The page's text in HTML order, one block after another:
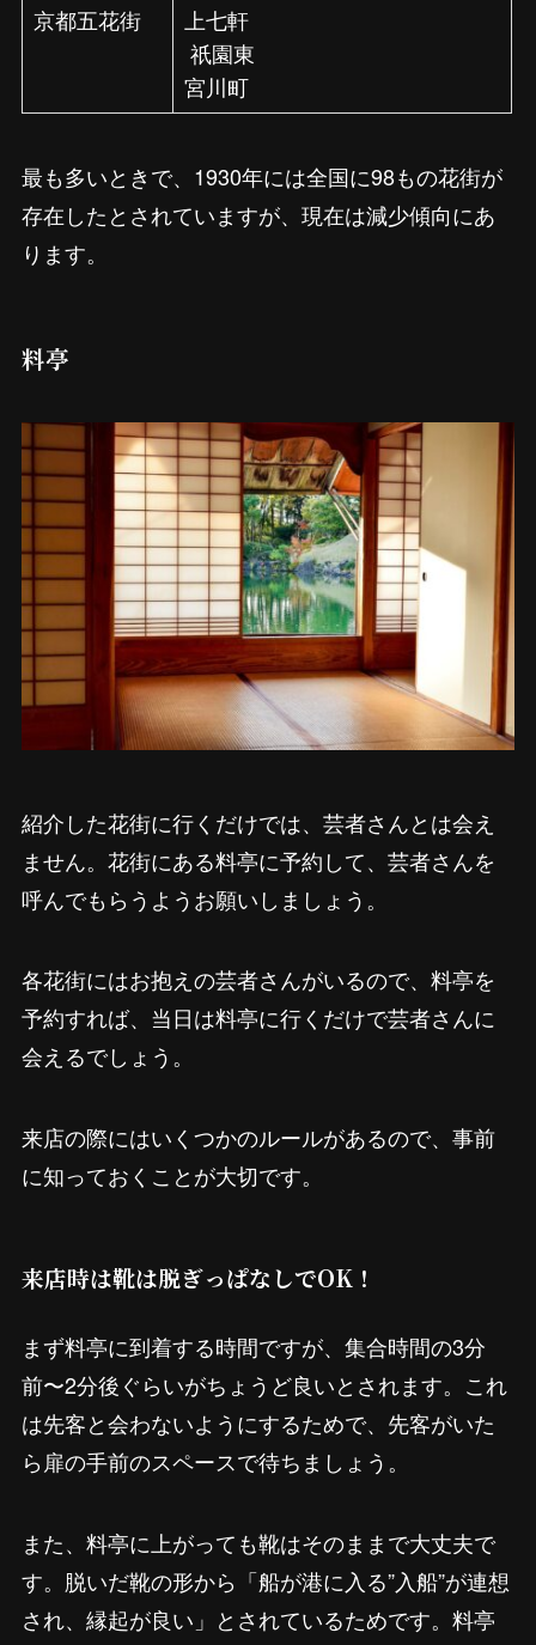
京都五花街
上七軒
祇園東
宮川町
最も多いときで、1930年には全国に98もの花街が
存在したとされていますが、現在は減少傾向にあ
ります。
料亭
紹介した花街に行くだけでは、芸者さんとは会え
ません。花街にある料亭に予約して、芸者さんを
呼んでもらうようお願いしましょう。
各花街にはお抱えの芸者さんがいるので、料亭を
予約すれば、当日は料亭に行くだけで芸者さんに
会えるでしょう。
来店の際にはいくつかのルールがあるので、事前
に知っておくことが大切です。
来店時は靴は脱ぎっぱなしでOK！
まず料亭に到着する時間ですが、集合時間の3分
前〜2分後ぐらいがちょうど良いとされます。これ
は先客と会わないようにするためで、先客がいた
ら扉の手前のスペースで待ちましょう。
また、料亭に上がっても靴はそのままで大丈夫で
す。脱いだ靴の形から「船が港に入る”入船”が連想
され、縁起が良い」とされているためです。料亭